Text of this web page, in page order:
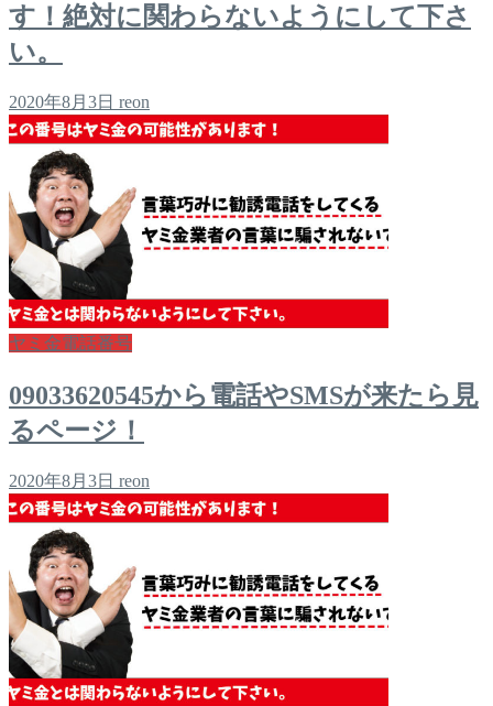
す！絶対に関わらないようにして下さ
い。
2020年8月3日 reon
ヤミ金電話番号
09033620545から電話やSMSが来たら見
るページ！
2020年8月3日 reon